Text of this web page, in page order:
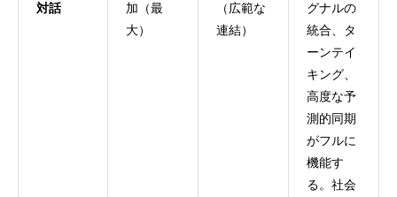
対話
加（最
大）
（広範な
連結）
グナルの
統合、タ
ーンテイ
キング、
高度な予
測的同期
がフルに
機能す
る。社会